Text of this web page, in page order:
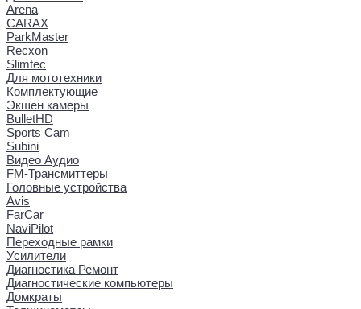
Arena
CARAX
ParkMaster
Recxon
Slimtec
Для мототехники
Комплектующие
Экшен камеры
BulletHD
Sports Cam
Subini
Видео Аудио
FM-Трансмиттеры
Головные устройства
Avis
FarCar
NaviPilot
Переходные рамки
Усилители
Диагностика Ремонт
Диагностические компьютеры
Домкраты